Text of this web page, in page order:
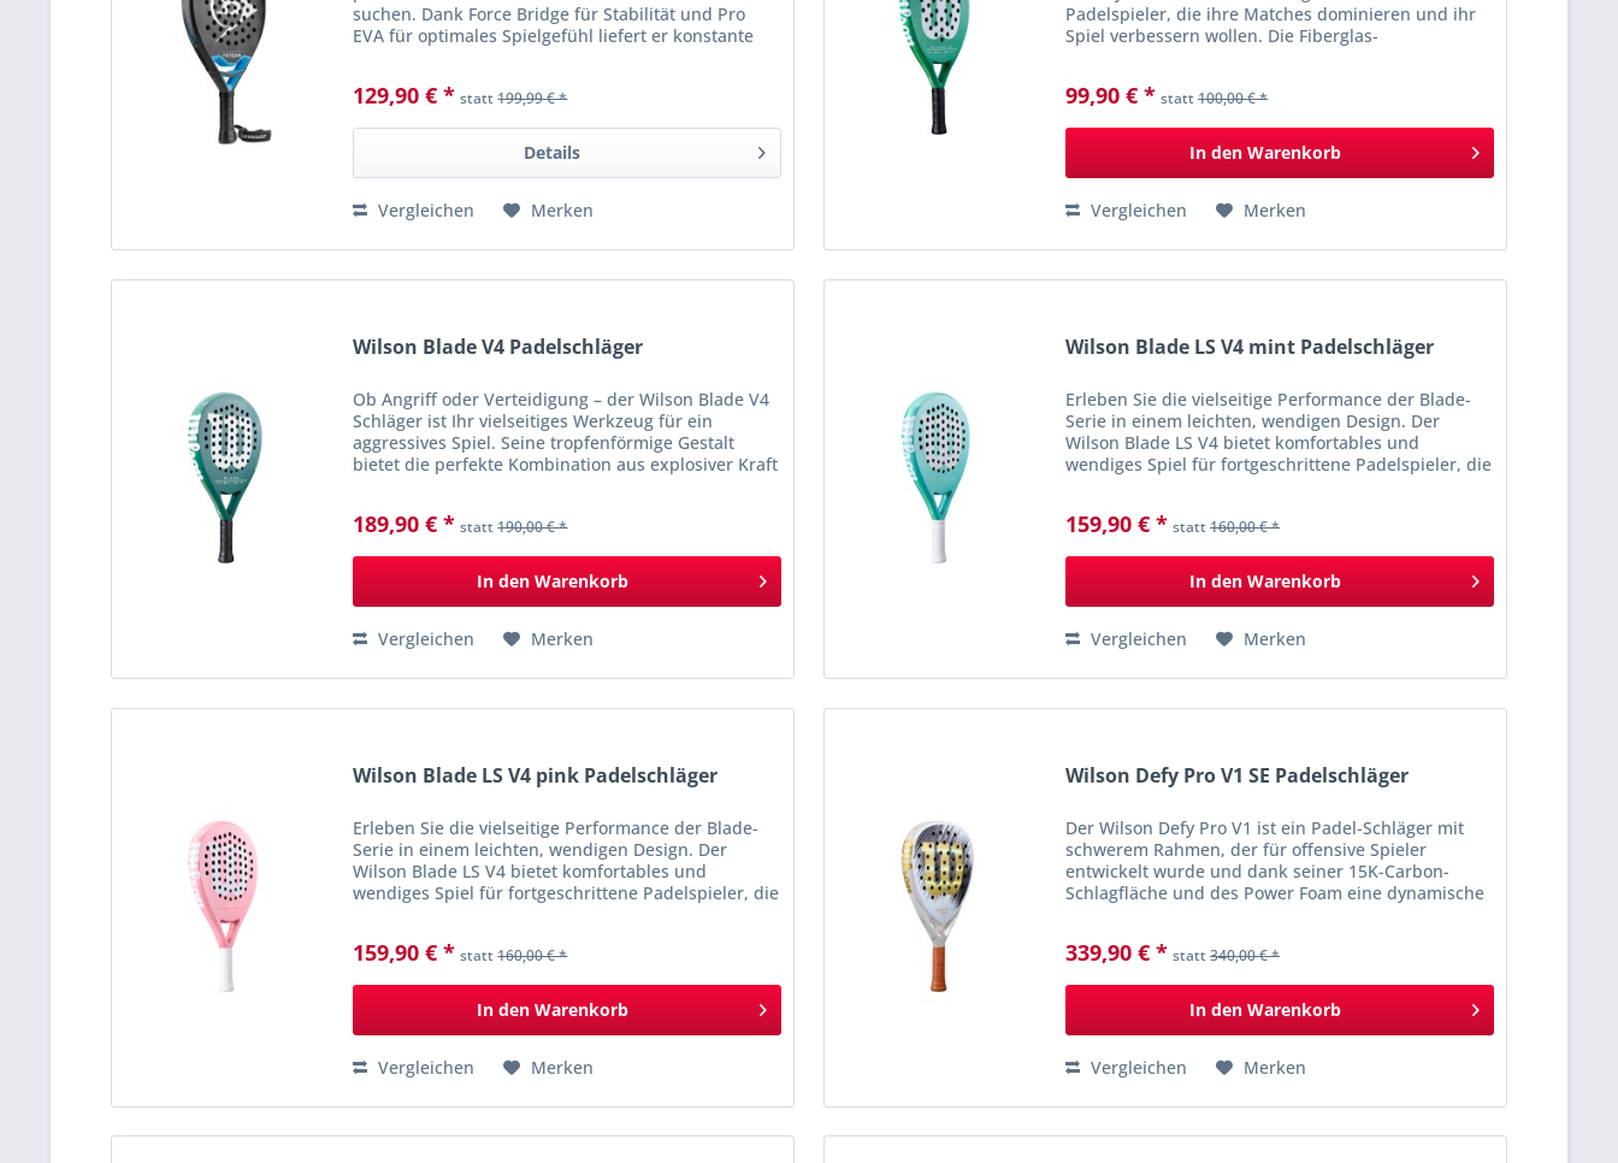
schwarz( 11)
weiß(9)
UK 8,5(7)
UK 9(5)
UK 10 (5 )
UK 10,5(5)
UK 12
UK 12,5(3)
suchen. Dank Force Bridge für Stabilität und Pro
EVA für optimales Spielgefühl liefert er konstante
129,90 € * statt199,99 € *
Details
Vergleichen Merken
Padelspieler, die ihre Matches dominieren und ihr
Spiel verbessern wollen. Die Fiberglas-
99,90 € * statt100,00 € *
In den Warenkorb
Vergleichen Merken
Wilson Blade V4 Padelschläger
Ob Angriff oder Verteidigung – der Wilson Blade V4
Schläger ist Ihr vielseitiges Werkzeug für ein
aggressives Spiel. Seine tropfenförmige Gestalt
bietet die perfekte Kombination aus explosiver Kraft
189,90 € * statt190,00 € *
In den Warenkorb
Vergleichen Merken
Wilson Blade LS V4 mint Padelschläger
Erleben Sie die vielseitige Performance der Blade-
Serie in einem leichten, wendigen Design. Der
Wilson Blade LS V4 bietet komfortables und
wendiges Spiel für fortgeschrittene Padelspieler, die
159,90 € * statt160,00 € *
In den Warenkorb
Vergleichen Merken
Wilson Blade LS V4 pink Padelschläger
Erleben Sie die vielseitige Performance der Blade-
Serie in einem leichten, wendigen Design. Der
Wilson Blade LS V4 bietet komfortables und
wendiges Spiel für fortgeschrittene Padelspieler, die
159,90 € * statt160,00 € *
In den Warenkorb
Vergleichen Merken
Wilson Defy Pro V1 SE Padelschläger
Der Wilson Defy Pro V1 ist ein Padel-Schläger mit
schwerem Rahmen, der für offensive Spieler
entwickelt wurde und dank seiner 15K-Carbon-
Schlagfläche und des Power Foam eine dynamische
339,90 € * statt340,00 € *
In den Warenkorb
Vergleichen Merken